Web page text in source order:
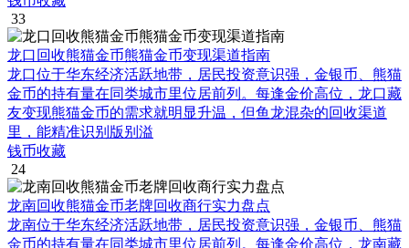
33
龙口回收熊猫金币熊猫金币变现渠道指南
龙口位于华东经济活跃地带，居民投资意识强，金银币、熊猫
金币的持有量在同类城市里位居前列。每逢金价高位，龙口藏
友变现熊猫金币的需求就明显升温，但鱼龙混杂的回收渠道
里，能精准识别版别溢
钱币收藏
24
龙南回收熊猫金币老牌回收商行实力盘点
龙南位于华东经济活跃地带，居民投资意识强，金银币、熊猫
金币的持有量在同类城市里位居前列。每逢金价高位，龙南藏